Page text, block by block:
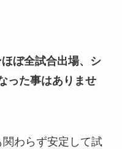
ぼ全試合出場、シ
った事はありませ
わらず安定して試